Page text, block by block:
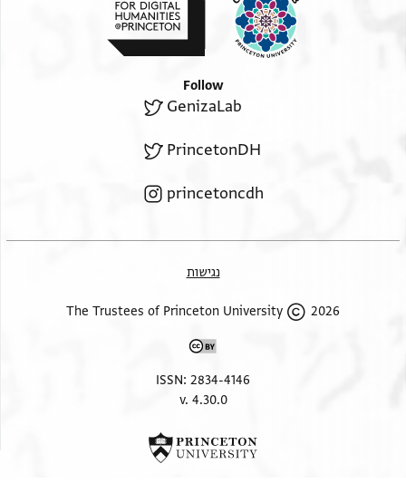
Follow
GenizaLab
PrincetonDH
princetoncdh
נגישות
2026 The Trustees of Princeton University
ISSN: 2834-4146
v. 4.30.0